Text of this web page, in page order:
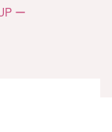
いただき
ー